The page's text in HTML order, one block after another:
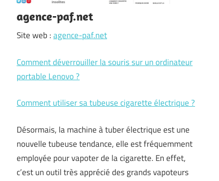
agence-paf.net
Site web :agence-paf.net
Comment déverrouiller la souris sur un ordinateur
portable Lenovo ?
Comment utiliser sa tubeuse cigarette électrique ?
Désormais, la machine à tuber électrique est une
nouvelle tubeuse tendance, elle est fréquemment
employée pour vapoter de la cigarette. En effet,
c’est un outil très apprécié des grands vapoteurs